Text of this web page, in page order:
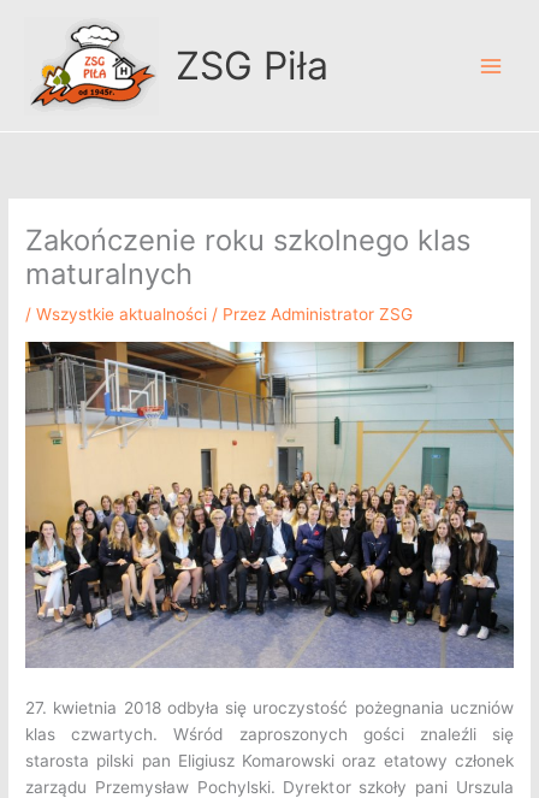
ZSG Piła
Zakończenie roku szkolnego klas
maturalnych
/Wszystkie aktualności / Przez Administrator ZSG
27. kwietnia 2018 odbyła się uroczystość pożegnania uczniów
klas czwartych. Wśród zaproszonych gości znaleźli się
starosta pilski pan Eligiusz Komarowski oraz etatowy członek
zarządu Przemysław Pochylski. Dyrektor szkoły pani Urszula
m